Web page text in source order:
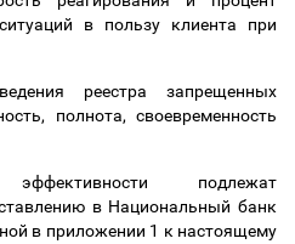
в пользу клиента при
реестра запрещенных
полнота, своевременность
подлежат
в Национальный банк
в приложении 1 к настоящему